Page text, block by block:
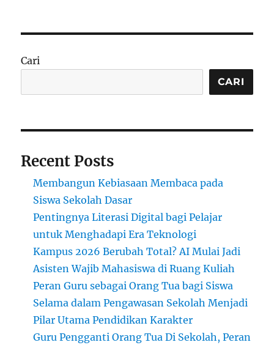
Cari
CARI
Recent Posts
Membangun Kebiasaan Membaca pada
Siswa Sekolah Dasar
Pentingnya Literasi Digital bagi Pelajar
untuk Menghadapi Era Teknologi
Kampus 2026 Berubah Total? AI Mulai Jadi
Asisten Wajib Mahasiswa di Ruang Kuliah
Peran Guru sebagai Orang Tua bagi Siswa
Selama dalam Pengawasan Sekolah Menjadi
Pilar Utama Pendidikan Karakter
Guru Pengganti Orang Tua Di Sekolah, Peran